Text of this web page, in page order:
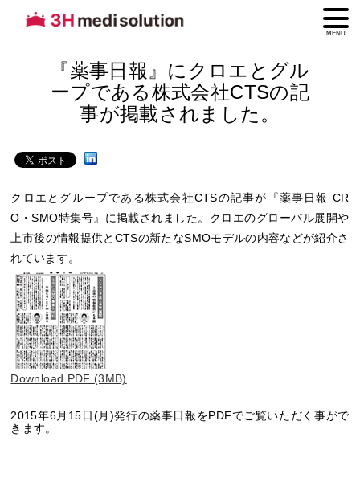
MENU
『薬事日報』にクロエとグル
ープである株式会社CTSの記
事が掲載されました。
クロエとグループである株式会社CTSの記事が『薬事日報 CR
O・SMO特集号』に掲載されました。クロエのグローバル展開や
上市後の情報提供とCTSの新たなSMOモデルの内容などが紹介さ
れています。
Download PDF (3MB)
2015年6月15日(月)発行の薬事日報をPDFでご覧いただく事がで
きます。